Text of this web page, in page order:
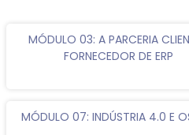
MÓDULO 03: A PARCERIA
FORNECEDOR DE ERP
MÓDULO 07: INDÚSTRIA 4.0 E